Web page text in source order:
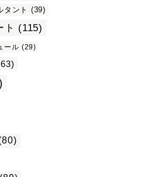
タント (39)
ト (115)
ール (29)